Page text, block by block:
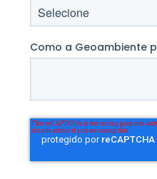
Como a Geoambiente